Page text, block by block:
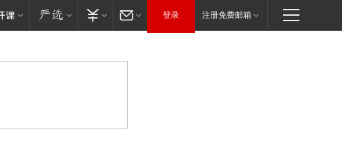
登录 注册免费邮箱